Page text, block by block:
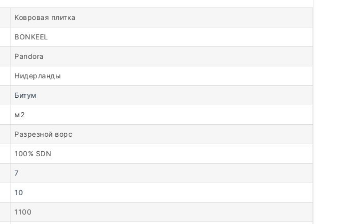
Ковровая плитка
BONKEEL
Pandora
Нидерланды
Битум
м2
Разрезной ворс
100% SDN
7
10
1100